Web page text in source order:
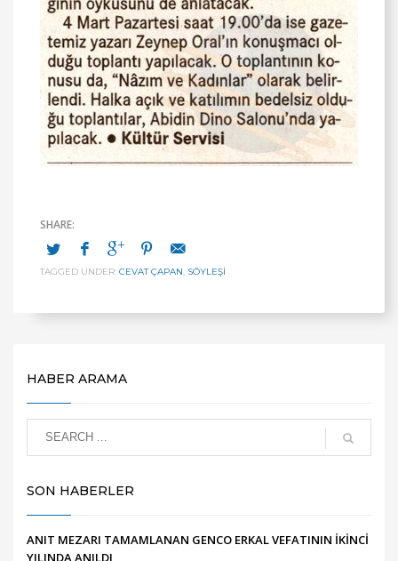
TAGGED UNDER: CEVAT ÇAPAN, SÖYLEŞİ
HABER ARAMA
SON HABERLER
ANIT MEZARI TAMAMLANAN GENCO ERKAL VEFATININ İKİNCİ
YILINDA ANILDI